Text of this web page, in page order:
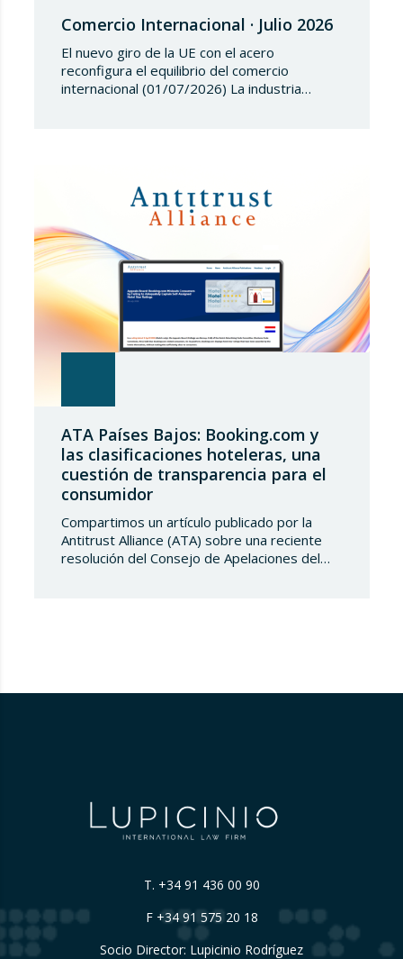
Comercio Internacional · Julio 2026
El nuevo giro de la UE con el acero
reconfigura el equilibrio del comercio
internacional (01/07/2026) La industria
entrada de acero, estableciendo un
contingente arancelario de…
ATA Países Bajos: Booking.com y
las clasificaciones hoteleras, una
cuestión de transparencia para el
consumidor
Compartimos un artículo publicado por la
Antitrust Alliance (ATA) sobre una reciente
resolución del Consejo de Apelaciones del
T. +34 91 436 00 90
F +34 91 575 20 18
Socio Director: Lupicinio Rodríguez